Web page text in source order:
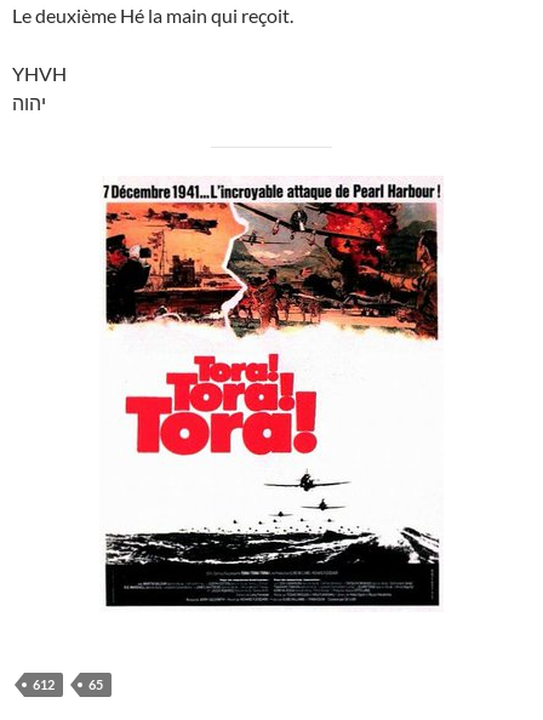
Le deuxième Hé la main qui reçoit.
YHVH
יהוה
612 65